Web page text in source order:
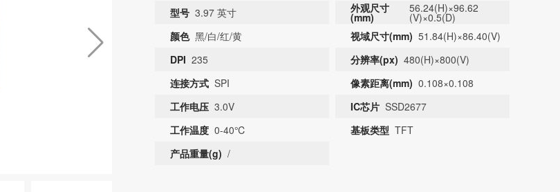
型号 3.97 英寸 外观尺寸
(mm)
56.24(H)×96.62
(V)×0.5(D)
颜色 黑/白/红/黄 视域尺寸(mm) 51.84(H)×86.40(V)
DPI 235 分辨率(px) 480(H)×800(V)
连接方式 SPI 像素距离(mm) 0.108×0.108
工作电压 3.0V IC芯片 SSD2677
工作温度 0-40℃ 基板类型 TFT
产品重量(g) /